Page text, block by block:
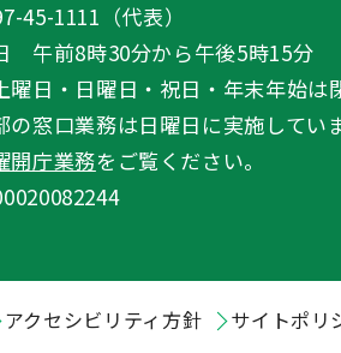
45-1111（代表）
午前8時30分から午後5時15分
曜日・日曜日・祝日・年末年始は
の窓口業務は日曜日に実施していま
開庁業務をご覧ください。
アクセシビリティ方針 サイトポリ